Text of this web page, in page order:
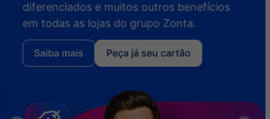
diferenciados e muitos outros benefícios
em todas as lojas do grupo Zonta.
Saiba mais Peça já seu cartão